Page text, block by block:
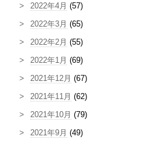
2022年4月 (57)
2022年3月 (65)
2022年2月 (55)
2022年1月 (69)
2021年12月 (67)
2021年11月 (62)
2021年10月 (79)
2021年9月 (49)